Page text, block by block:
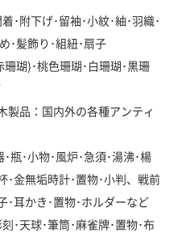
･附下げ･留袖･小紋･紬･羽織･
･髪飾り･組紐･扇子
瑚)･桃色珊瑚･白珊瑚･黒珊
製品：国内外の各種アンティ
瓶･小物･風炉･急須･湯沸･楊
･金無垢時計･置物･小判、戦前
･耳かき･置物･ホルダーなど
･天球･筆筒･麻雀牌･置物･布